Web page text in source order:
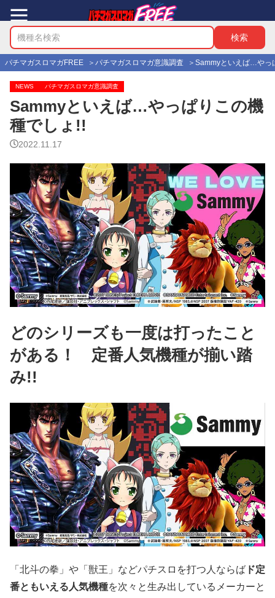
パチマガスロマガFREE パチマガスロマガ意識調査 Sammyといえば…やっ
NEWS パチマガスロマガ意識調査
Sammyといえば…やっぱりこの機
種でしょ!!
2022.11.17
どのシリーズも一度は打ったこと
がある！ 定番人気機種が揃い踏
み!!
「北斗の拳」や「獣王」などパチスロを打つ人ならば ド定
番ともいえる人気機種を次々と生み出しているメーカーと